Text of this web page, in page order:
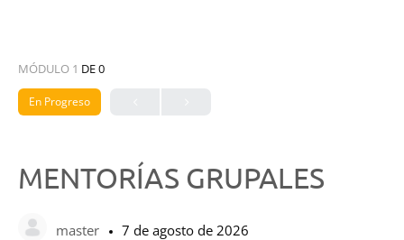
MÓDULO 1 DE 0
En Progreso
MENTORÍAS GRUPALES
master 7 de agosto de 2026